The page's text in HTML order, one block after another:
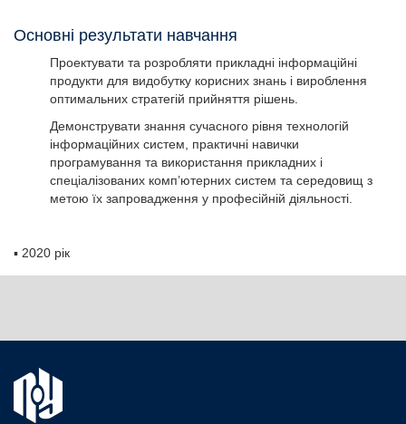
Основні результати навчання
Проектувати та розробляти прикладні інформаційні
продукти для видобутку корисних знань і вироблення
оптимальних стратегій прийняття рішень.
Демонструвати знання сучасного рівня технологій
інформаційних систем, практичні навички
програмування та використання прикладних і
спеціалізованих комп’ютерних систем та середовищ з
метою їх запровадження у професійній діяльності.
▪ 2020 рік